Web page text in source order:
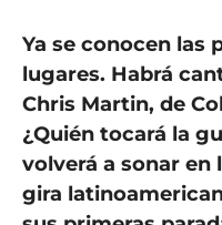
Ya se conocen las
lugares. Habrá
Chris Martin, de
¿Quién tocará la
volverá a sonar en
gira